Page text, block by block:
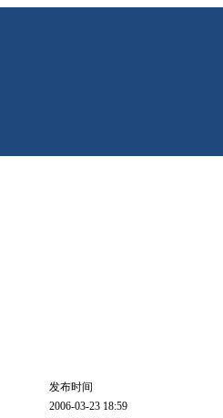
发布时间
2006-03-23 18:59